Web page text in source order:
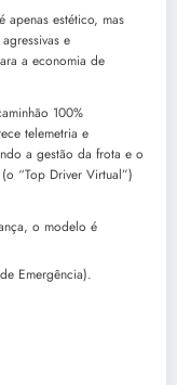
apenas estético, mas
e
a economia de
100%
telemetria e
a gestão da frota e o
“Top Driver Virtual”)
o modelo é
Emergência).